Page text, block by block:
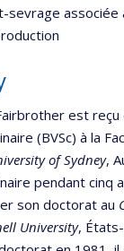
associée
est
(BVSc) à la
of Sydney,
pendant cinq
son doctorat au
University,